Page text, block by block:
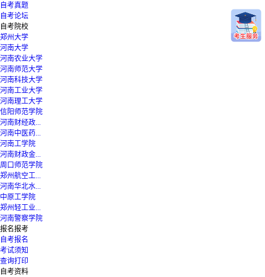
自考真题
自考论坛
自考院校
郑州大学
河南大学
河南农业大学
河南师范大学
河南科技大学
河南工业大学
河南理工大学
信阳师范学院
河南财经政...
河南中医药...
河南工学院
河南财政金...
周口师范学院
郑州航空工...
河南华北水...
中原工学院
郑州轻工业...
河南警察学院
报名报考
自考报名
考试须知
查询打印
自考资料